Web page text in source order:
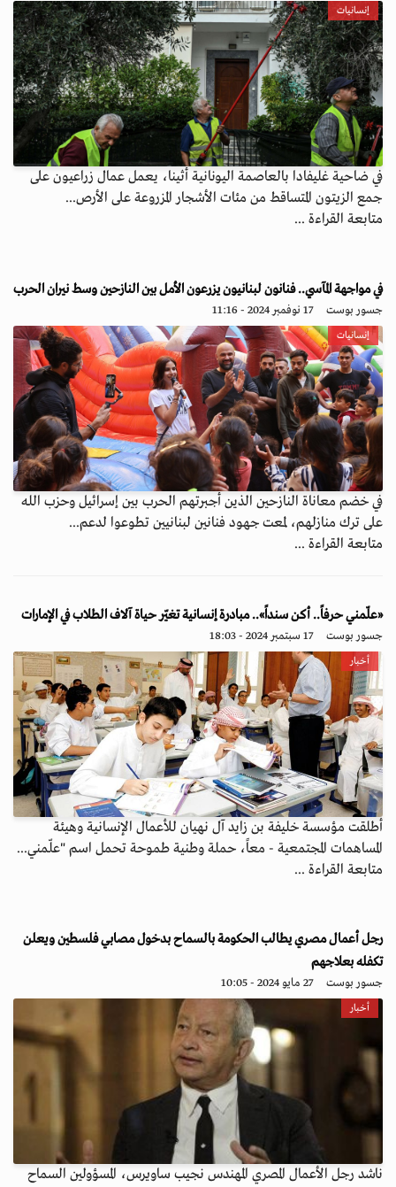
إنسانيات
في ضاحية غليفادا بالعاصمة اليونانية أثينا، يعمل عمال زراعيون على
جمع الزيتون المتساقط من مئات الأشجار المزروعة على الأرص...
متابعة القراءة ...
في مواجهة المآسي.. فنانون لبنانيون يزرعون الأمل بين النازحين وسط نيران الحرب
جسور بوست 17 نوفمبر 2024 - 11:16
إنسانيات
في خضم معاناة النازحين الذين أجبرتهم الحرب بين إسرائيل وحزب الله
على ترك منازلهم، لمعت جهود فنانين لبنانيين تطوعوا لدعم...
متابعة القراءة ...
«علّمني حرفاً.. أكن سنداً».. مبادرة إنسانية تغيّر حياة آلاف الطلاب في الإمارات
جسور بوست 17 سبتمبر 2024 - 18:03
أخبار
أطلقت مؤسسة خليفة بن زايد آل نهيان للأعمال الإنسانية وهيئة
المساهمات المجتمعية - معاً، حملة وطنية طموحة تحمل اسم "علّمني...
متابعة القراءة ...
رجل أعمال مصري يطالب الحكومة بالسماح بدخول مصابي فلسطين ويعلن
تكفله بعلاجهم
جسور بوست 27 مايو 2024 - 10:05
أخبار
ناشد رجل الأعمال المصري المهندس نجيب ساويرس، المسؤولين السماح